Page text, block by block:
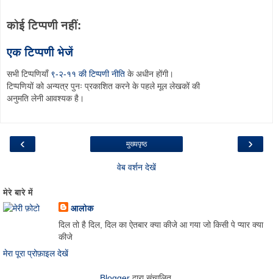
कोई टिप्पणी नहीं:
एक टिप्पणी भेजें
सभी टिप्पणियाँ ९-२-११ की टिप्पणी नीति के अधीन होंगी।
टिप्पणियों को अन्यत्र पुनः प्रकाशित करने के पहले मूल लेखकों की
अनुमति लेनी आवश्यक है।
‹ ›
मुख्यपृष्ठ
वेब वर्शन देखें
मेरे बारे में
आलोक
दिल तो है दिल, दिल का ऐतबार क्या कीजे आ गया जो किसी पे प्यार क्या
कीजे
मेरा पूरा प्रोफ़ाइल देखें